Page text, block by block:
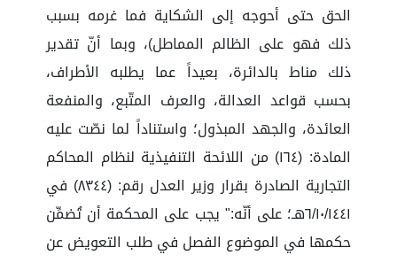
الحق حتى أحوجه إلى الشكاية فما غرمه بسبب
ذلك فهو على الظالم المماطل)، وبما أنّ تقدير
ذلك مناط بالدائرة، بعيداً عما يطلبه الأطراف،
بحسب قواعد العدالة، والعرف المتّبع، والمنفعة
العائدة، والجهد المبذول؛ واستناداً لما نصّت عليه
المادة: (١٦٤) من اللائحة التنفيذية لنظام المحاكم
التجارية الصادرة بقرار وزير العدل رقم: (٨٣٤٤) في
٦/١٠/١٤٤١هـ؛ على أنّه:" يجب على المحكمة أن تُضمِّن
حكمها في الموضوع الفصل في طلب التعويض عن